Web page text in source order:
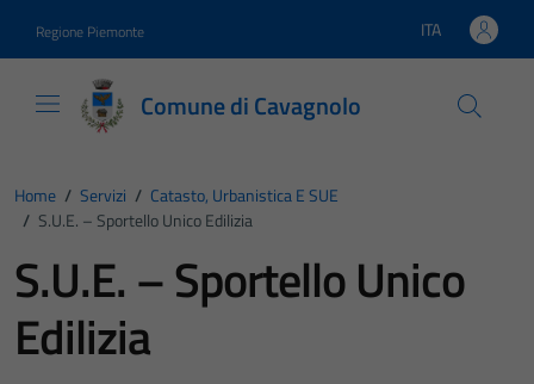
Regione Piemonte Lingua attiva:
ITA
Comune di Cavagnolo
Home / Servizi / Catasto, Urbanistica E SUE
/ S.U.E. – Sportello Unico Edilizia
S.U.E. – Sportello Unico
Edilizia